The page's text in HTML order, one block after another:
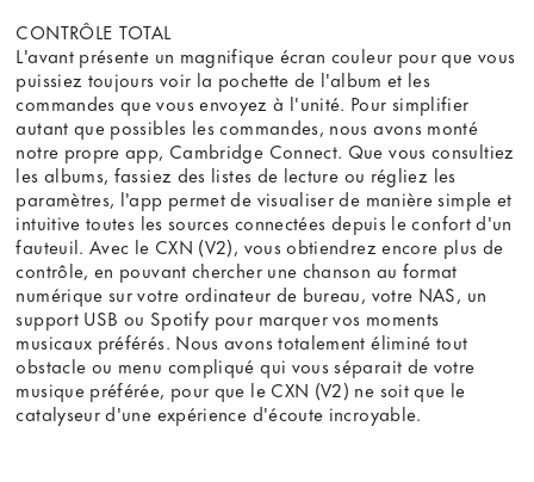
CONTRÔLE TOTAL
L'avant présente un magnifique écran couleur pour que vous
puissiez toujours voir la pochette de l'album et les
commandes que vous envoyez à l'unité. Pour simplifier
autant que possibles les commandes, nous avons monté
notre propre app, Cambridge Connect. Que vous consultiez
les albums, fassiez des listes de lecture ou régliez les
paramètres, l'app permet de visualiser de manière simple et
intuitive toutes les sources connectées depuis le confort d'un
fauteuil. Avec le CXN (V2), vous obtiendrez encore plus de
contrôle, en pouvant chercher une chanson au format
numérique sur votre ordinateur de bureau, votre NAS, un
support USB ou Spotify pour marquer vos moments
musicaux préférés. Nous avons totalement éliminé tout
obstacle ou menu compliqué qui vous séparait de votre
musique préférée, pour que le CXN (V2) ne soit que le
catalyseur d'une expérience d'écoute incroyable.